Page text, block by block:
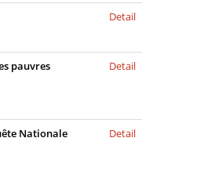
Detail
pauvres
Detail
Nationale
Detail